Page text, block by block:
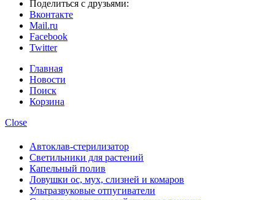
Поделиться с друзьями:
Вконтакте
Mail.ru
Facebook
Twitter
Главная
Новости
Поиск
Корзина
Close
Автоклав-стерилизатор
Светильники для растений
Капельный полив
Ловушки ос, мух, слизней и комаров
Ультразвуковые отпугиватели